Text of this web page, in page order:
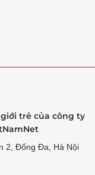
trẻ của công ty
2, Đống Đa, Hà Nội